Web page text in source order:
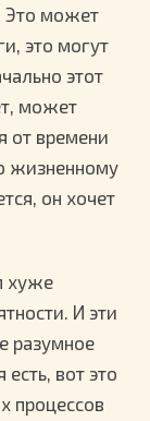
Это может
это могут
этот
может
от времени
жизненному
он хочет
хуже
И эти
разумное
вот это
процессов